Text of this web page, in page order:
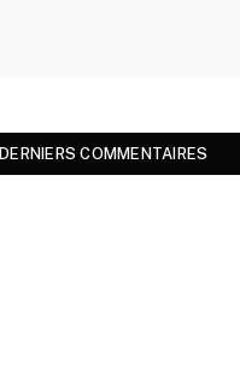
DERNIERS COMMENTAIRES